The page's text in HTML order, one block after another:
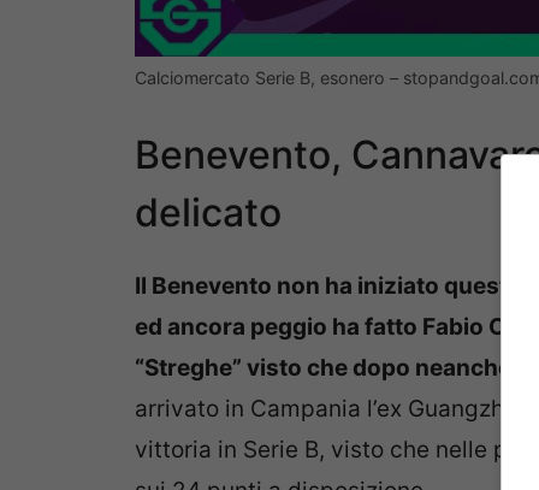
Calciomercato Serie B, esonero –
Benevento,
delicato
Il Benevento non ha iniziato questo
ed ancora peggio ha fatto Fabio
“Streghe” visto che dopo neanche
arrivato in Campania l’ex
vittoria in Serie B, visto che nelle